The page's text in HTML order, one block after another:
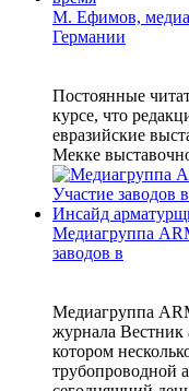
М. Ефимов,
Германии
Постоянные
курсе, что
евразийские
Мекке
Медиагруппа
заводов в
Медиагруппа
журнала Вестник
котором
трубопроводной